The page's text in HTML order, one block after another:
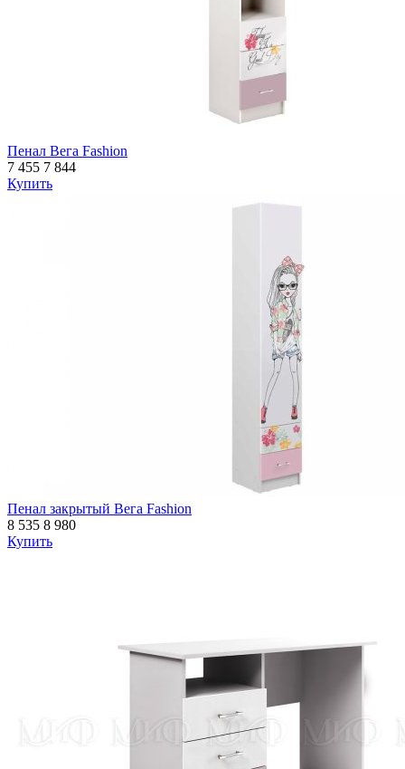
Пенал Вега Fashion
7 455 7 844
Купить
Пенал закрытый Вега Fashion
8 535 8 980
Купить